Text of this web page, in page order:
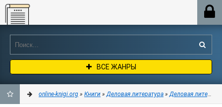
Online-knigi.org
ВСЕ ЖАНРЫ
online-knigi.org » Книги »Деловая литература »Деловая